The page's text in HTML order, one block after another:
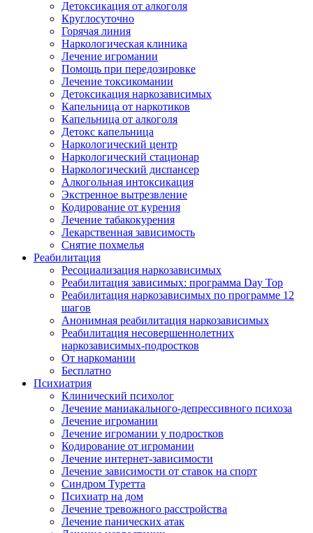
Детоксикация от алкоголя
Круглосуточно
Горячая линия
Наркологическая клиника
Лечение игромании
Помощь при передозировке
Лечение токсикомании
Детоксикация наркозависимых
Капельница от наркотиков
Капельница от алкоголя
Детокс капельница
Наркологический центр
Наркологический стационар
Наркологический диспансер
Алкогольная интоксикация
Экстренное вытрезвление
Кодирование от курения
Лечение табакокурения
Лекарственная зависимость
Снятие похмелья
Реабилитация
Ресоциализация наркозависимых
Реабилитация зависимых: программа Day Top
Реабилитация наркозависимых по программе 12
шагов
Анонимная реабилитация наркозависимых
Реабилитация несовершеннолетних
наркозависимых-подростков
От наркомании
Бесплатно
Психиатрия
Клинический психолог
Лечение маниакального-депрессивного психоза
Лечение игромании
Лечение игромании у подростков
Кодирование от игромании
Лечение интернет-зависимости
Лечение зависимости от ставок на спорт
Синдром Туретта
Психиатр на дом
Лечение тревожного расстройства
Лечение панических атак